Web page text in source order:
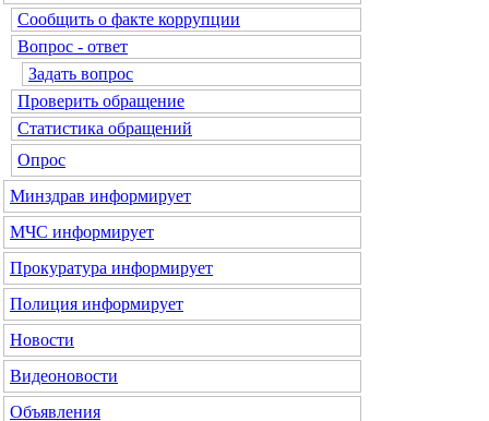
Сообщить о факте коррупции
Вопрос - ответ
Задать вопрос
Проверить обращение
Статистика обращений
Опрос
Минздрав информирует
МЧС информирует
Прокуратура информирует
Полиция информирует
Новости
Видеоновости
Объявления